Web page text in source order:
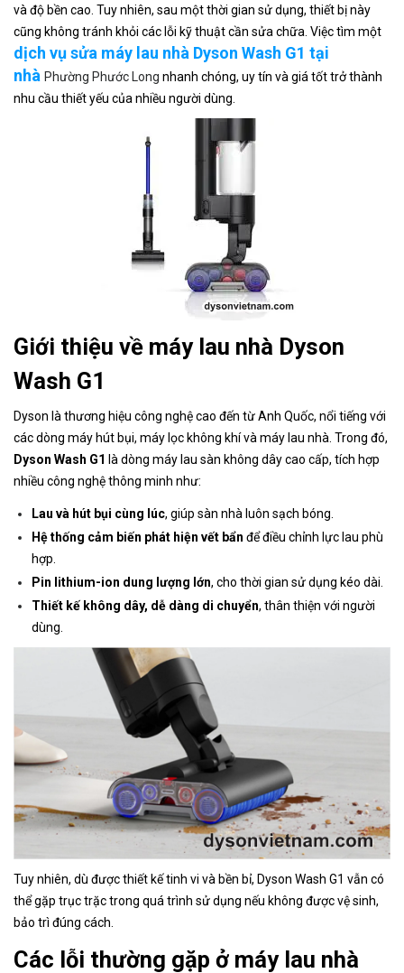
và độ bền cao. Tuy nhiên, sau một thời gian sử dụng, thiết bị này
cũng không tránh khỏi các lỗi kỹ thuật cần sửa chữa. Việc tìm một
dịch vụ sửa máy lau nhà Dyson Wash G1 tại
nhà Phường Phước Long nhanh chóng, uy tín và giá tốt trở thành
nhu cầu thiết yếu của nhiều người dùng.
Giới thiệu về máy lau nhà Dyson
Wash G1
Dyson là thương hiệu công nghệ cao đến từ Anh Quốc, nổi tiếng với
các dòng máy hút bụi, máy lọc không khí và máy lau nhà. Trong đó,
Dyson Wash G1 là dòng máy lau sàn không dây cao cấp, tích hợp
nhiều công nghệ thông minh như:
Lau và hút bụi cùng lúc, giúp sàn nhà luôn sạch bóng.
Hệ thống cảm biến phát hiện vết bẩn để điều chỉnh lực lau phù
hợp.
Pin lithium-ion dung lượng lớn, cho thời gian sử dụng kéo dài.
Thiết kế không dây, dễ dàng di chuyển, thân thiện với người
dùng.
Tuy nhiên, dù được thiết kế tinh vi và bền bỉ, Dyson Wash G1 vẫn có
thể gặp trục trặc trong quá trình sử dụng nếu không được vệ sinh,
bảo trì đúng cách.
Các lỗi thường gặp ở máy lau nhà